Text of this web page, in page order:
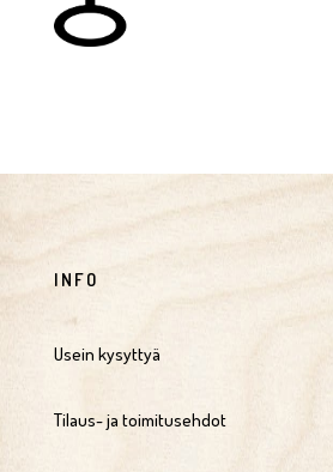
INFO
Usein kysyttyä
Tilaus- ja toimitusehdot